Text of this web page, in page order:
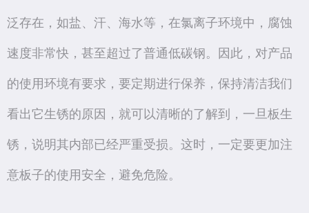
泛存在，如盐、汗、海水等，在氯离子环境中，腐蚀
速度非常快，甚至超过了普通低碳钢。因此，对产品
的使用环境有要求，要定期进行保养，保持清洁我们
看出它生锈的原因，就可以清晰的了解到，一旦板生
锈，说明其内部已经严重受损。这时，一定要更加注
意板子的使用安全，避免危险。